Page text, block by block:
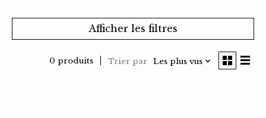
Afficher les filtres
0 produits Trier par Les plus vus